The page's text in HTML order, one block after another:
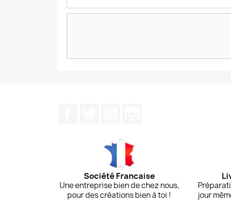
Société Francaise
Une entreprise bien de chez nous,
pour des créations bien à toi !
jour